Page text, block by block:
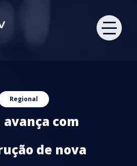
Regional
avança com
de nova